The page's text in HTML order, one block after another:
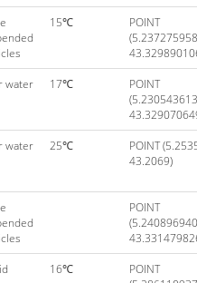
15℃
POINT
water 17℃
POINT
water 25℃
POINT
43.2069)
POINT
16℃
POINT